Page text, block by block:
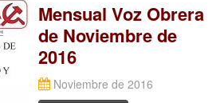
Mensual Voz Obrera
de Noviembre de
2016
Noviembre de 2016